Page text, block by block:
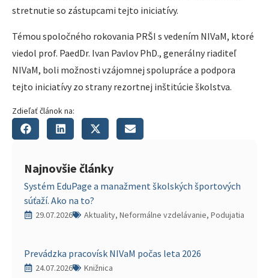
stretnutie so zástupcami tejto iniciatívy.
Témou spoločného rokovania PRŠI s vedením NIVaM, ktoré
viedol prof. PaedDr. Ivan Pavlov PhD., generálny riaditeľ
NIVaM, boli možnosti vzájomnej spolupráce a podpora
tejto iniciatívy zo strany rezortnej inštitúcie školstva.
Zdieľať článok na:
Najnovšie články
Systém EduPage a manažment školských športových
súťaží. Ako na to?
29.07.2026 Aktuality, Neformálne vzdelávanie, Podujatia
Prevádzka pracovísk NIVaM počas leta 2026
24.07.2026 Knižnica